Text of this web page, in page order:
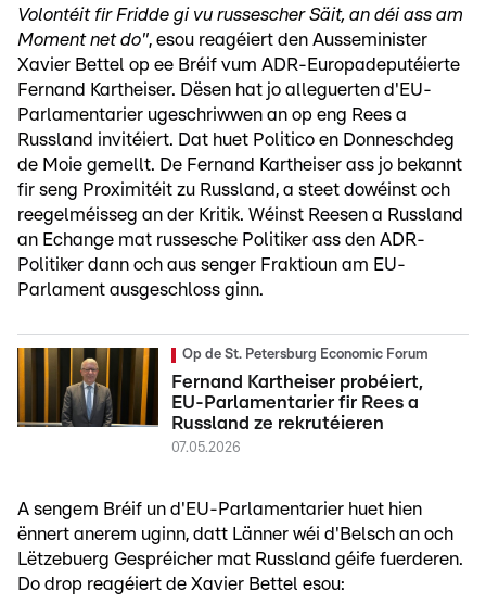
Volontéit fir Fridde gi vu russescher Säit, an déi ass am
Moment net do", esou reagéiert den Ausseminister
Xavier Bettel op ee Bréif vum ADR-Europadeputéierte
Fernand Kartheiser. Dësen hat jo alleguerten d'EU-
Parlamentarier ugeschriwwen an op eng Rees a
Russland invitéiert. Dat huet Politico en Donneschdeg
de Moie gemellt. De Fernand Kartheiser ass jo bekannt
fir seng Proximitéit zu Russland, a steet dowéinst och
reegelméisseg an der Kritik. Wéinst Reesen a Russland
an Echange mat russesche Politiker ass den ADR-
Politiker dann och aus senger Fraktioun am EU-
Parlament ausgeschloss ginn.
Op de St. Petersburg Economic Forum
Fernand Kartheiser probéiert,
EU-Parlamentarier fir Rees a
Russland ze rekrutéieren
07.05.2026
A sengem Bréif un d'EU-Parlamentarier huet hien
ënnert anerem uginn, datt Länner wéi d'Belsch an och
Lëtzebuerg Gespréicher mat Russland géife fuerderen.
Do drop reagéiert de Xavier Bettel esou: